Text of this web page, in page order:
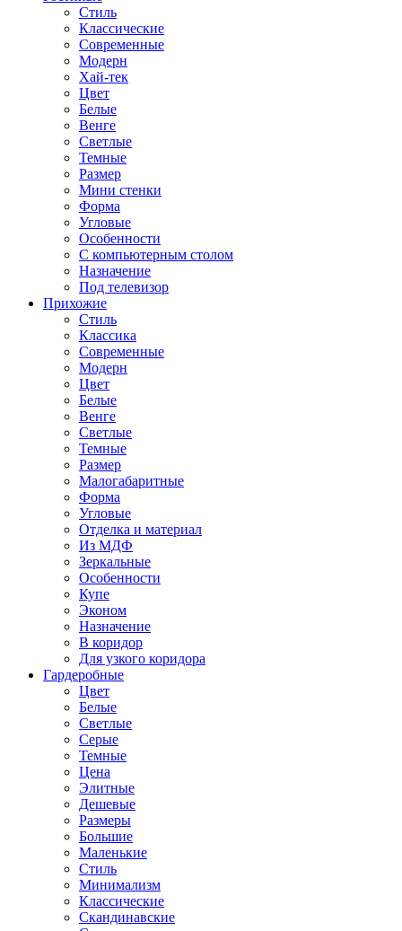
Стиль
Классические
Современные
Модерн
Хай-тек
Цвет
Белые
Венге
Светлые
Темные
Размер
Мини стенки
Форма
Угловые
Особенности
С компьютерным столом
Назначение
Под телевизор
Прихожие
Стиль
Классика
Современные
Модерн
Цвет
Белые
Венге
Светлые
Темные
Размер
Малогабаритные
Форма
Угловые
Отделка и материал
Из МДФ
Зеркальные
Особенности
Купе
Эконом
Назначение
В коридор
Для узкого коридора
Гардеробные
Цвет
Белые
Светлые
Серые
Темные
Цена
Элитные
Дешевые
Размеры
Большие
Маленькие
Стиль
Минимализм
Классические
Скандинавские